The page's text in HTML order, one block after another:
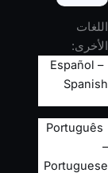
اللغات
الأخرى:
Español –
Spanish
Português
–
Portuguese